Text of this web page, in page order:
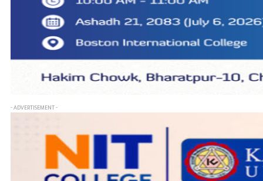
- ADVERTISEMENT -